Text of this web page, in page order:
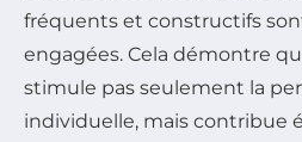
fréquents et constructifs
engagées. Cela démontre
stimule pas seulement la
individuelle, mais contribue